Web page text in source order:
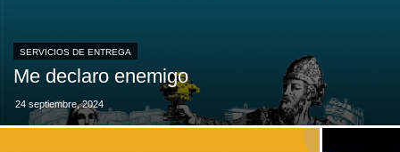
SERVICIOS DE ENTREGA
Me declaro enemigo
24 septiembre, 2024